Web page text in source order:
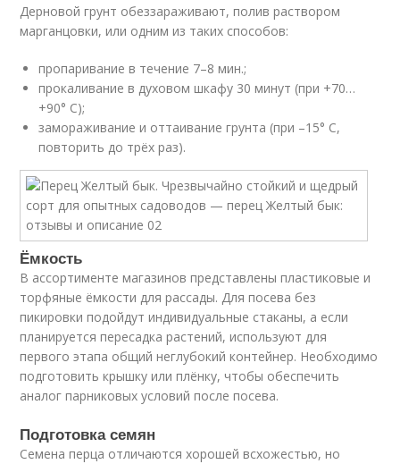
Дерновой грунт обеззараживают, полив раствором
марганцовки, или одним из таких способов:
пропаривание в течение 7–8 мин.;
прокаливание в духовом шкафу 30 минут (при +70…
+90° С);
замораживание и оттаивание грунта (при –15° С,
повторить до трёх раз).
Ёмкость
В ассортименте магазинов представлены пластиковые и
торфяные ёмкости для рассады. Для посева без
пикировки подойдут индивидуальные стаканы, а если
планируется пересадка растений, используют для
первого этапа общий неглубокий контейнер. Необходимо
подготовить крышку или плёнку, чтобы обеспечить
аналог парниковых условий после посева.
Подготовка семян
Семена перца отличаются хорошей всхожестью, но